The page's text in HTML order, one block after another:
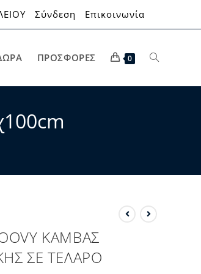
Σύνδεση Επικοινωνία
ΠΡΟΣΦΟΡΈΣ 0
ΚΑΜΒΑΣ
ΣΕ ΤΕΛΑΡΟ